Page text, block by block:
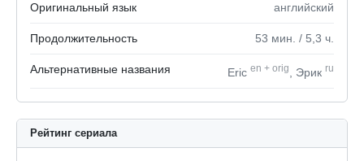
Оригинальный язык английский
Продолжительность 53 мин. / 5,3 ч.
Альтернативные названия Eric en + orig , Эрик ru
Рейтинг сериала